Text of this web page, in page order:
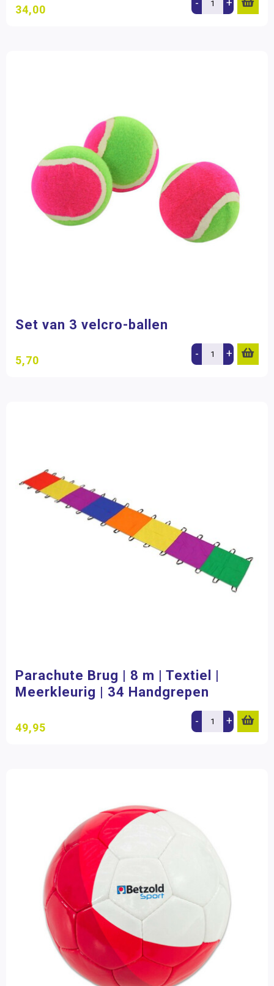
34,00 - +
Set van 3 velcro-ballen
5,70 - +
Parachute Brug | 8 m | Textiel |
Meerkleurig | 34 Handgrepen
49,95 - +